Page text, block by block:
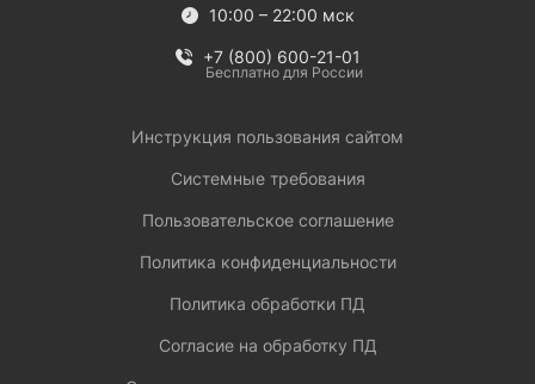
10:00 – 22:00 мск
+7 (800) 600-21-01
Бесплатно для России
Инструкция пользования сайтом
Системные требования
Пользовательское соглашение
Политика конфиденциальности
Политика обработки ПД
Согласие на обработку ПД